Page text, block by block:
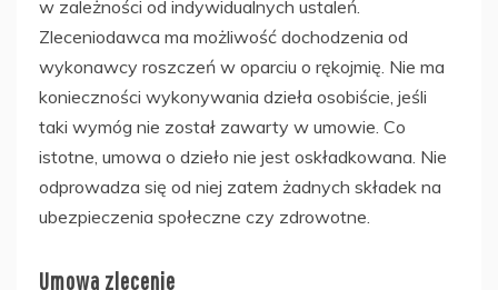
w zależności od indywidualnych ustaleń.
Zleceniodawca ma możliwość dochodzenia od
wykonawcy roszczeń w oparciu o rękojmię. Nie ma
konieczności wykonywania dzieła osobiście, jeśli
taki wymóg nie został zawarty w umowie. Co
istotne, umowa o dzieło nie jest oskładkowana. Nie
odprowadza się od niej zatem żadnych składek na
ubezpieczenia społeczne czy zdrowotne.
Umowa zlecenie